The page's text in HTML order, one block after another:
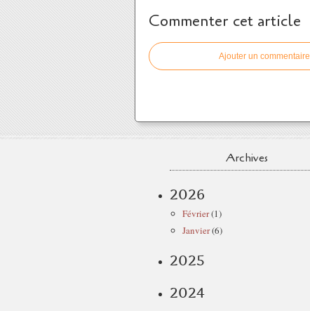
Commenter cet article
Ajouter un commentaire
Archives
2026
Février(1)
Janvier(6)
2025
2024